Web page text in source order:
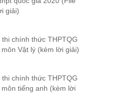
giải)
thi chính thức THPTQG
Vật lý (kèm lời giải)
thi chính thức THPTQG
tiếng anh (kèm lời